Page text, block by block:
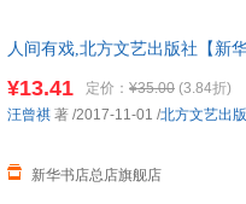
人间有戏,北方文艺出版社【新
¥13.41 定价： ¥35.00 (3.84折)
新华书店总店旗舰店
汪曾祺 著 /2017-11-01 /北方文艺出